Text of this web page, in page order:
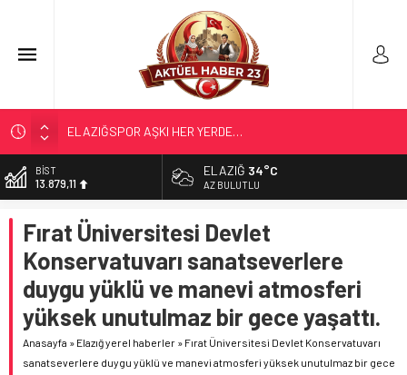
NE OLDU SORUŞTURMA AÇILDI MI?
IŞIKVER’DEN; 2. ÜNİVERİSTE TALEBİ
KAPTANIMIZI KAYBEDELİ 20 YIL OLDU
ELAZIĞSPOR AŞKI HER YERDE…
BİST
13.879,11
47,7124
EURO
55,1592
ALTIN
6.649,08
ELAZIĞ 34°C
AZ BULUTLU
Fırat Üniversitesi Devlet
Konservatuvarı sanatseverlere
duygu yüklü ve manevi atmosferi
yüksek unutulmaz bir gece yaşattı.
Anasayfa » Elazığ yerel haberler » Fırat Üniversitesi Devlet Konservatuvarı
sanatseverlere duygu yüklü ve manevi atmosferi yüksek unutulmaz bir gece